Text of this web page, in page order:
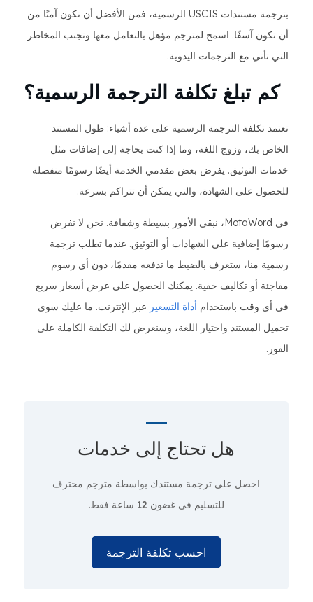
بترجمة مستندات USCIS الرسمية، فمن الأفضل أن تكون آمنًا من
أن تكون آسفًا. اسمح لمترجم مؤهل بالتعامل معها وتجنب المخاطر
التي تأتي مع الترجمات اليدوية.
كم تبلغ تكلفة الترجمة الرسمية؟
تعتمد تكلفة الترجمة الرسمية على عدة أشياء: طول المستند
الخاص بك، وزوج اللغة، وما إذا كنت بحاجة إلى إضافات مثل
خدمات التوثيق. يفرض بعض مقدمي الخدمة أيضًا رسومًا منفصلة
للحصول على الشهادة، والتي يمكن أن تتراكم بسرعة.
في MotaWord، نبقي الأمور بسيطة وشفافة. نحن لا نفرض
رسومًا إضافية على الشهادات أو التوثيق. عندما تطلب ترجمة
رسمية منا، ستعرف بالضبط ما تدفعه مقدمًا، دون أي رسوم
مفاجئة أو تكاليف خفية. يمكنك الحصول على عرض أسعار سريع
في أي وقت باستخدام أداة التسعير عبر الإنترنت. ما عليك سوى
تحميل المستند واختيار اللغة، وسنعرض لك التكلفة الكاملة على
الفور.
هل تحتاج إلى خدمات
احصل على ترجمة مستندك بواسطة مترجم محترف
للتسليم في غضون 12 ساعة فقط.
احسب تكلفة الترجمة